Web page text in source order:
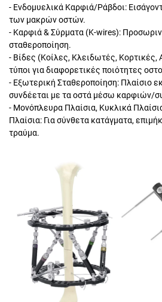
- Ενδομυελικά Καρφιά/Ράβδοι:
των μακρών οστών.
- Καρφιά & Σύρματα (K-wires):
σταθεροποίηση.
- Βίδες (Κοίλες, Κλειδωτές,
τύποι για διαφορετικές ποιότητες
- Εξωτερική Σταθεροποίηση: Πλαίσιο
συνδέεται με τα οστά μέσω καρφιών/
- Μονόπλευρα Πλαίσια, Κυκλικά
Πλαίσια: Για σύνθετα κατάγματα,
τραύμα.